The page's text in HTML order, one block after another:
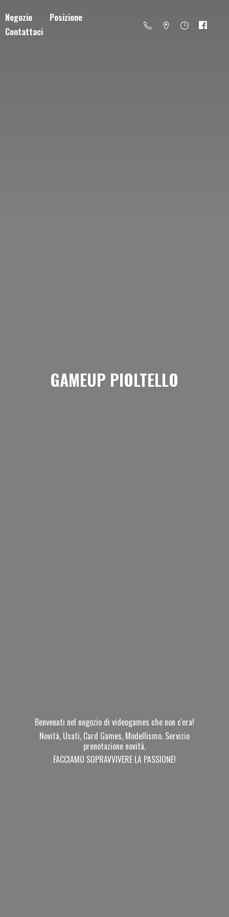
Negozio
Posizione
Contattaci
GAMEUP PIOLTELLO
Benvenuti nel negozio di videogames che non c'era!
Novità, Usati, Card Games, Modellismo. Servizio
prenotazione novità.
FACCIAMO SOPRAVVIVERE LA PASSIONE!